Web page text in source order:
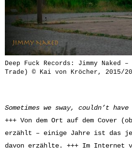
Deep Fuck Records: Jimmy Naked –
Trade) © Kai von Kröcher, 2015/
Sometimes we sway, couldn’t
+++ Von dem Ort auf dem Cover
erzählt – einige Jahre ist das
davon erzählte. +++ Im Internet